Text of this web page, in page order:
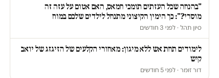
"בהנחה שכל העזתים תומכי חמאס, האם אטום על עזה זה
מוסרי?": כך הימין הקיצוני מתנחל לילדים שלכם במוח
סיון תהל · לפני 3 חודשים
לימודים תחת אש ללא מיגון: מאחורי הקלעים של הזיגזג של יואב
קיש
דור זומר · לפני 5 חודשים